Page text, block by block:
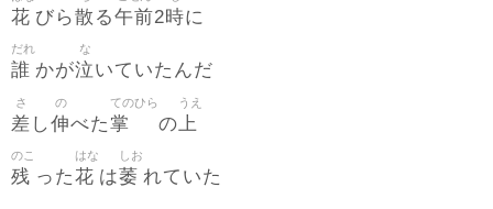
花 びら散 る午前2時に
誰
だれ
かが泣
な
いていたんだ
差
さ
し伸
の
べた掌
てのひら
の 上
うえ
残
のこ
った花
はな
は萎
しお
れていた